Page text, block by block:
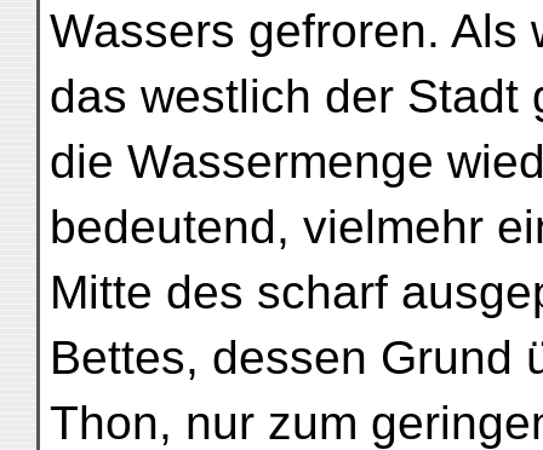
Wassers gefroren. Als
das westlich der Stadt
die Wassermenge
bedeutend, vielmehr
Mitte des scharf
Bettes, dessen Grund
Thon, nur zum